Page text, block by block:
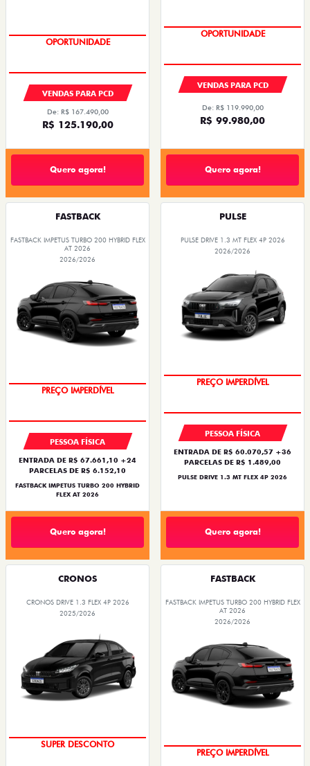
OPORTUNIDADE
VENDAS PARA PCD
De: R$ 167.490,00
R$ 125.190,00
Quero agora!
OPORTUNIDADE
VENDAS PARA PCD
De: R$ 119.990,00
R$ 99.980,00
Quero agora!
FASTBACK
FASTBACK IMPETUS TURBO 200 HYBRID FLEX
AT 2026
2026/2026
PREÇO IMPERDÍVEL
PESSOA FÍSICA
ENTRADA DE R$ 67.661,10 +24
PARCELAS DE R$ 6.152,10
FASTBACK IMPETUS TURBO 200 HYBRID
FLEX AT 2026
Quero agora!
PULSE
PULSE DRIVE 1.3 MT FLEX 4P 2026
2026/2026
PREÇO IMPERDÍVEL
PESSOA FÍSICA
ENTRADA DE R$ 60.070,57 +36
PARCELAS DE R$ 1.489,00
PULSE DRIVE 1.3 MT FLEX 4P 2026
Quero agora!
CRONOS
CRONOS DRIVE 1.3 FLEX 4P 2026
2025/2026
SUPER DESCONTO
FASTBACK
FASTBACK IMPETUS TURBO 200 HYBRID FLEX
AT 2026
2026/2026
PREÇO IMPERDÍVEL